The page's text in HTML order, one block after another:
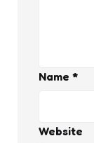
Name *
Website